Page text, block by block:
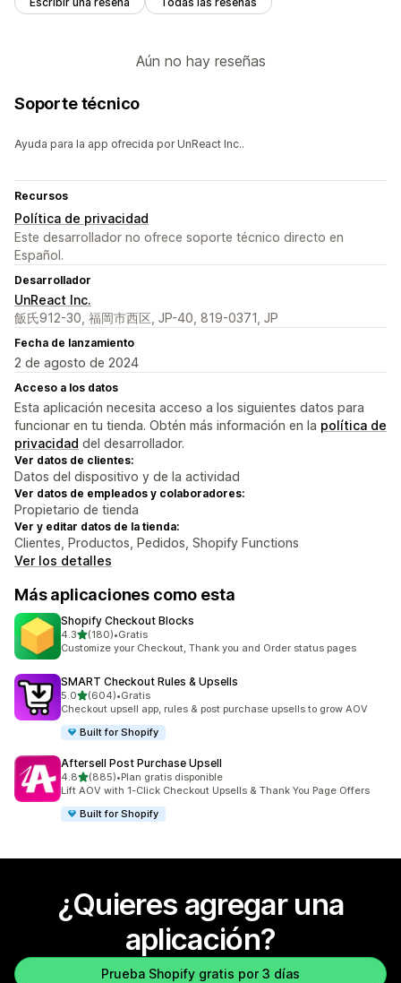
Aún no hay reseñas
Soporte técnico
Ayuda para la app ofrecida por UnReact Inc..
Recursos
Política de privacidad
Este desarrollador no ofrece soporte técnico directo en
Español.
Desarrollador
UnReact Inc.
飯氏912-30, 福岡市西区, JP-40, 819-0371, JP
Fecha de lanzamiento
2 de agosto de 2024
Acceso a los datos
Esta aplicación necesita acceso a los siguientes datos para
funcionar en tu tienda. Obtén más información en la política de
privacidad del desarrollador.
Ver datos de clientes:
Datos del dispositivo y de la actividad
Ver datos de empleados y colaboradores:
Propietario de tienda
Ver y editar datos de la tienda:
Clientes, Productos, Pedidos, Shopify Functions
Ver los detalles
Más aplicaciones como esta
Shopify Checkout Blocks
4.3de 5 estrellas
(180)
180 reseñas en total
•Gratis
Customize your Checkout, Thank you and Order status pages
SMART Checkout Rules & Upsells
5.0de 5 estrellas
(604)
604 reseñas en total
•Gratis
Checkout upsell app, rules & post purchase upsells to grow AOV
Built for Shopify
Aftersell Post Purchase Upsell
4.8de 5 estrellas
(885)
885 reseñas en total
•Plan gratis disponible
Lift AOV with 1-Click Checkout Upsells & Thank You Page Offers
Built for Shopify
¿Quieres agregar una
aplicación?
Prueba Shopify gratis por 3 días